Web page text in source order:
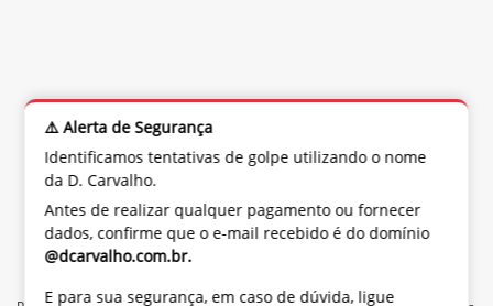
⚠️ Alerta de Segurança
Identificamos tentativas de golpe utilizando o nome
da D. Carvalho.
Antes de realizar qualquer pagamento ou fornecer
dados, confirme que o e-mail recebido é do domínio
@dcarvalho.com.br.
E para sua segurança, em caso de dúvida, ligue